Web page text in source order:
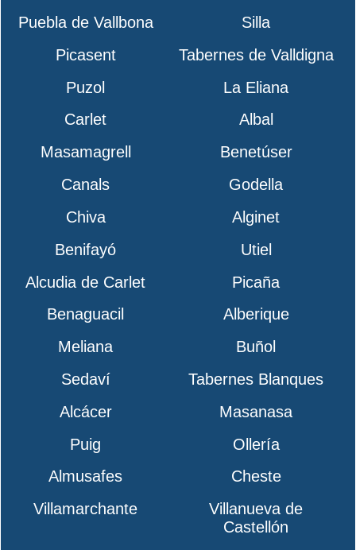
Puebla de Vallbona
Silla
Picasent
Tabernes de Valldigna
Puzol
La Eliana
Carlet
Albal
Masamagrell
Benetúser
Canals
Godella
Chiva
Alginet
Benifayó
Utiel
Alcudia de Carlet
Picaña
Benaguacil
Alberique
Meliana
Buñol
Sedaví
Tabernes Blanques
Alcácer
Masanasa
Puig
Ollería
Almusafes
Cheste
Villamarchante
Villanueva de
Castellón